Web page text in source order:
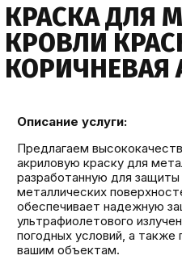
КРАСКА ДЛЯ
КРОВЛИ
КОРИЧНЕВАЯ
Описание услуги:
Предлагаем
акриловую краску для
разработанную для защиты
металлических
обеспечивает надежную
ультрафиолетового
погодных условий, а
вашим объектам.